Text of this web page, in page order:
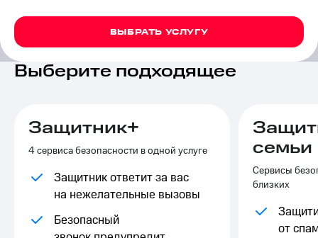
Семейная
группа
карту
Оформить
eSIM
SIM-
карта
для
RED,
РИИЛ
и МТС
оплате
с карты
Деньги
Выберите
и подключите
ТВ
ВЫБРАТЬ УСЛУГУ
Выберите подходящее
Защитник+
4 сервиса безопасности в одной услуге
Защитник ответит за вас
на нежелательные вызовы
Безопасный
семьи
Сервисы
близких
от